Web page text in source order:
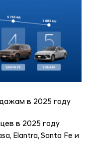
в 2025 году
в 2025 году
Elantra, Santa Fe и